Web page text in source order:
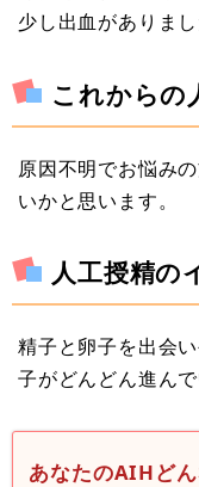
少し出血がありま
これからの
原因不明でお悩み
いかと思います。
人工授精の
精子と卵子を出会
子がどんどん進んで
あなたのAIHど